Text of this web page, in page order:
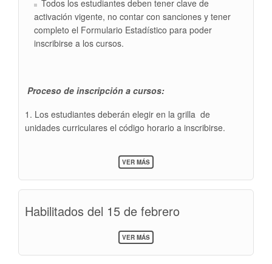
Todos los estudiantes deben tener clave de
activación vigente, no contar con sanciones y tener
completo el Formulario Estadístico para poder
inscribirse a los cursos.
Proceso de inscripción a cursos:
1. Los estudiantes deberán elegir en la grilla de
unidades curriculares el código horario a inscribirse.
VER MÁSSOBRE
PROCESO
CURSOS
Habilitados del 15 de febrero
VER MÁSSOBRE
HABILITADOS